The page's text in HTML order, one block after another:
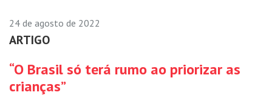
24 de agosto de 2022
ARTIGO
“O Brasil só terá rumo ao priorizar as
crianças”